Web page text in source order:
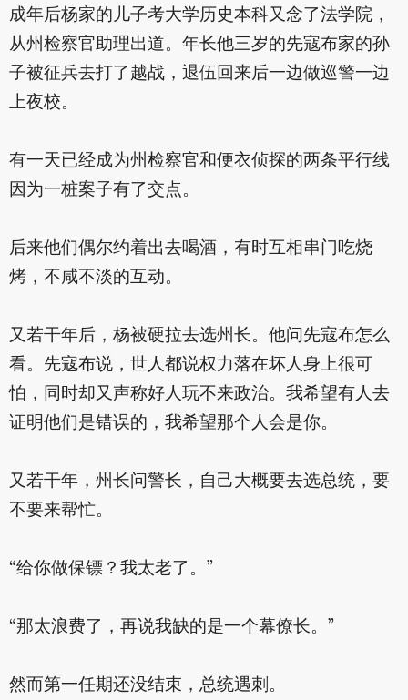
成年后杨家的儿子考大学历史本科又念了法学院，
从州检察官助理出道。年长他三岁的先寇布家的孙
子被征兵去打了越战，退伍回来后一边做巡警一边
上夜校。
有一天已经成为州检察官和便衣侦探的两条平行线
因为一桩案子有了交点。
后来他们偶尔约着出去喝酒，有时互相串门吃烧
烤，不咸不淡的互动。
又若干年后，杨被硬拉去选州长。他问先寇布怎么
看。先寇布说，世人都说权力落在坏人身上很可
怕，同时却又声称好人玩不来政治。我希望有人去
证明他们是错误的，我希望那个人会是你。
又若干年，州长问警长，自己大概要去选总统，要
不要来帮忙。
“给你做保镖？我太老了。”
“那太浪费了，再说我缺的是一个幕僚长。”
然而第一任期还没结束，总统遇刺。